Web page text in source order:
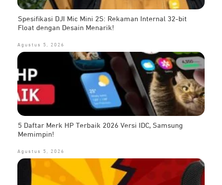
Spesifikasi DJI Mic Mini 2S: Rekaman Internal 32-bit
Float dengan Desain Menarik!
Agustus 5, 2026
5 Daftar Merk HP Terbaik 2026 Versi IDC, Samsung
Memimpin!
Agustus 5, 2026